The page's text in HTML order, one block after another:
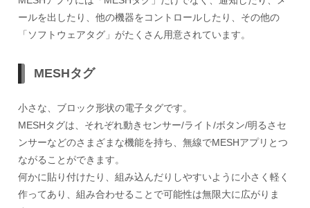
ールを出したり、他の機器をコントロールしたり、その他の
「ソフトウェアタグ」がたくさん用意されています。
MESHタグ
小さな、ブロック形状の電子タグです。
MESHタグは、それぞれ動きセンサー/ライト/ボタン/明るさセ
ンサーなどのさまざまな機能を持ち、無線でMESHアプリとつ
ながることができます。
何かに貼り付けたり、組み込んだりしやすいように小さく軽く
作ってあり、組み合わせることで可能性は無限大に広がりま